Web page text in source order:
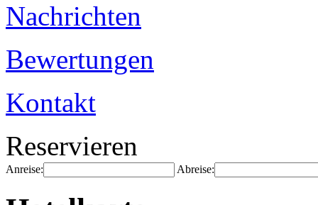
Nachrichten
Bewertungen
Kontakt
Reservieren
Anreise: Abreise: